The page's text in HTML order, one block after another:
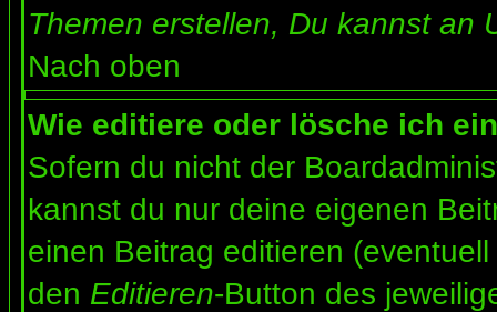
Themen erstellen, Du kannst an
Nach oben
Wie editiere oder lösche ich
Sofern du nicht der
kannst du nur deine eigenen
einen Beitrag editieren
den Editieren-Button des